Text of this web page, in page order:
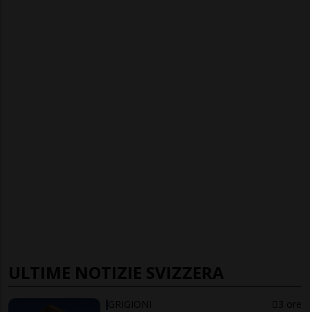
ULTIME NOTIZIE SVIZZERA
GRIGIONI 3 ore